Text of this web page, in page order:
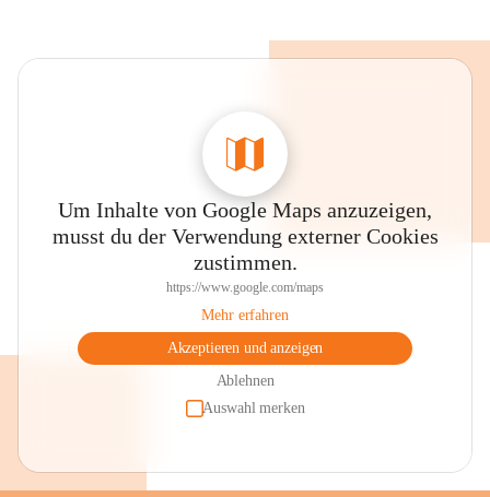
Um Inhalte von Google Maps anzuzeigen,
musst du der Verwendung externer Cookies
zustimmen.
https://www.google.com/maps
Mehr erfahren
Akzeptieren und anzeigen
Ablehnen
Auswahl merken